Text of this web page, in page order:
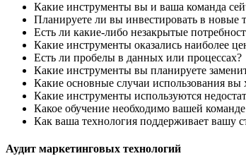
Какие инструменты вы и ваша команда
Планируете ли вы инвестировать в новые
Есть ли какие-либо незакрытые
Какие инструменты оказались наиболее
Есть ли пробелы в данных или процессах?
Какие инструменты вы планируете
Какие основные случаи использования
Какие инструменты используются
Какое обучение необходимо вашей
Как ваша технология поддерживает вашу
Аудит маркетинговых технологий